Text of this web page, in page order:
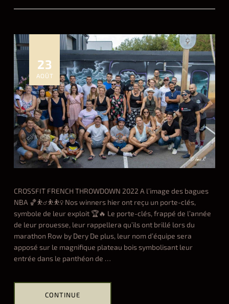
u
m
e
r
b
a
t
t
l
e
2
2
08.23.2022
23
AOÛT
CROSSFIT FRENCH THROWDOWN 2022 A l’image des bagues
NBA 🏀⛹️‍♂️⛹️⛹️‍♀️ Nos winners hier ont reçu un porte-clés,
symbole de leur exploit 🏆🔥 Le porte-clés, frappé de l’année
de leur prouesse, leur rappellera qu’ils ont brillé lors du
marathon Row by Dery De plus, leur nom d’équipe sera
apposé sur le magnifique plateau bois symbolisant leur
entrée dans le panthéon de …
CONTINUE